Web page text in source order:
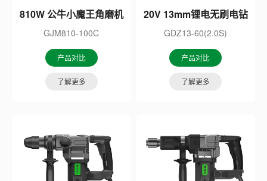
810W 公牛小魔王角磨机
GJM810-100C
产品对比
了解更多
20V 13mm锂电无刷电钻
GDZ13-60(2.0S)
产品对比
了解更多